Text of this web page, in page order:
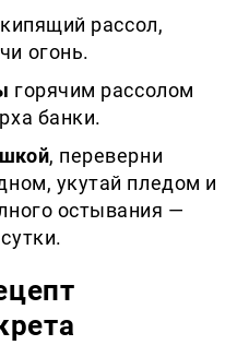
рассол,
огонь.
горячим рассолом
банки.
, переверни
укутай пледом и
остывания —